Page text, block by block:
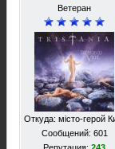
Ветеран
Откуда: місто-герой
Сообщений: 601